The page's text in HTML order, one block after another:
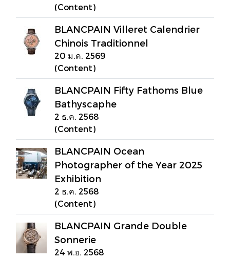
(Content)
BLANCPAIN Villeret Calendrier
Chinois Traditionnel
20 ม.ค. 2569
(Content)
BLANCPAIN Fifty Fathoms Blue
Bathyscaphe
2 ธ.ค. 2568
(Content)
BLANCPAIN Ocean
Photographer of the Year 2025
Exhibition
2 ธ.ค. 2568
(Content)
BLANCPAIN Grande Double
Sonnerie
24 พ.ย. 2568